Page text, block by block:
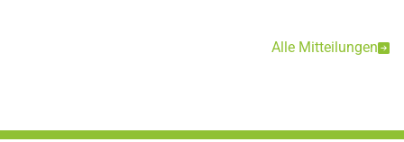
Alle Mitteilungen